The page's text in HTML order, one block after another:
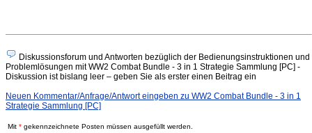
Diskussionsforum und Antworten bezüglich der Bedienungsinstruktionen und
Problemlösungen mit WW2 Combat Bundle - 3 in 1 Strategie Sammlung [PC] -
Diskussion ist bislang leer – geben Sie als erster einen Beitrag ein
Neuen Kommentar/Anfrage/Antwort eingeben zu WW2 Combat Bundle - 3 in 1
Strategie Sammlung [PC]
Mit * gekennzeichnete Posten müssen ausgefüllt werden.